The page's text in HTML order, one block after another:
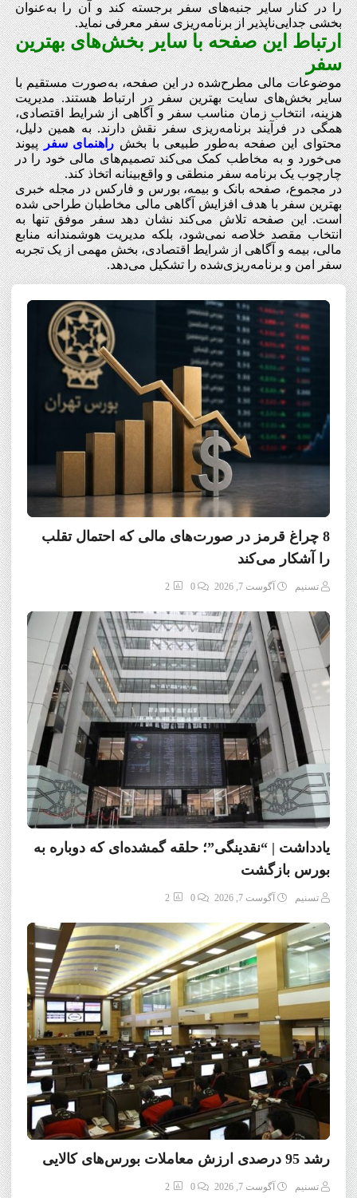
را در کنار سایر جنبه‌های سفر برجسته کند و آن را به‌عنوان
بخشی جدایی‌ناپذیر از برنامه‌ریزی سفر معرفی نماید.
ارتباط این صفحه با سایر بخش‌های بهترین
سفر
موضوعات مالی مطرح‌شده در این صفحه، به‌صورت مستقیم با
سایر بخش‌های سایت بهترین سفر در ارتباط هستند. مدیریت
هزینه، انتخاب زمان مناسب سفر و آگاهی از شرایط اقتصادی،
همگی در فرآیند برنامه‌ریزی سفر نقش دارند. به همین دلیل،
محتوای این صفحه به‌طور طبیعی با بخشراهنمای سفرپیوند
می‌خورد و به مخاطب کمک می‌کند تصمیم‌های مالی خود را در
چارچوب یک برنامه سفر منطقی و واقع‌بینانه اتخاذ کند.
در مجموع، صفحه بانک و بیمه، بورس و فارکس در مجله خبری
بهترین سفر با هدف افزایش آگاهی مالی مخاطبان طراحی شده
است. این صفحه تلاش می‌کند نشان دهد سفر موفق تنها به
انتخاب مقصد خلاصه نمی‌شود، بلکه مدیریت هوشمندانه منابع
مالی، بیمه و آگاهی از شرایط اقتصادی، بخش مهمی از یک تجربه
سفر امن و برنامه‌ریزی‌شده را تشکیل می‌دهد.
8 چراغ قرمز در صورت‌های مالی که احتمال تقلب
را آشکار می‌کند
تسنیم آگوست 7, 2026 0
2
یادداشت | “نقدینگی”؛ حلقه گمشده‌ای که دوباره به
بورس بازگشت
تسنیم آگوست 7, 2026 0
2
رشد 95 درصدی ارزش معاملات بورس‌های کالایی
تسنیم آگوست 7, 2026 0
2